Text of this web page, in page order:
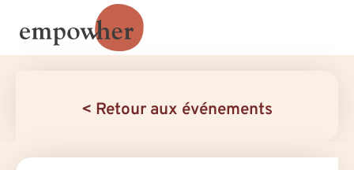
< Retour aux événements